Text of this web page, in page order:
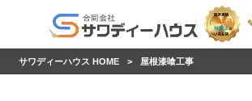
サワディーハウス HOME > 屋根漆喰工事